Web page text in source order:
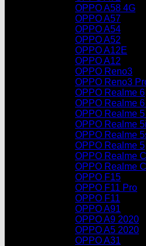
OPPO A58 4G
OPPO A57
OPPO A54
OPPO A52
OPPO A12E
OPPO A12
OPPO Reno3
OPPO Reno3
OPPO Realme 6
OPPO Realme
OPPO Realme
OPPO Realme 5i
OPPO Realme
OPPO Realme 5
OPPO Realme
OPPO Realme
OPPO F15
OPPO F11 Pro
OPPO F11
OPPO A91
OPPO A9 2020
OPPO A5 2020
OPPO A31